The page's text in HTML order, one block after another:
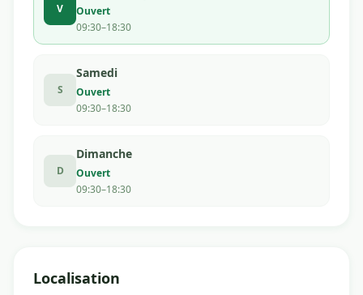
V
Ouvert
09:30–18:30
S
Samedi
Ouvert
09:30–18:30
D
Dimanche
Ouvert
09:30–18:30
Localisation